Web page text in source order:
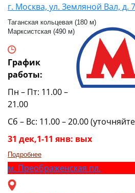
г. Москва, ул. Земляной Вал, д.
Таганская кольцевая (180 м)
Марксистская (490 м)
График
работы:
Пн – Пт: 11.00 –
21.00
Сб – Вс: 11.00 – 20.00
31 дек,1-11 янв: вых
Подробнее
м. Преображенская пл.